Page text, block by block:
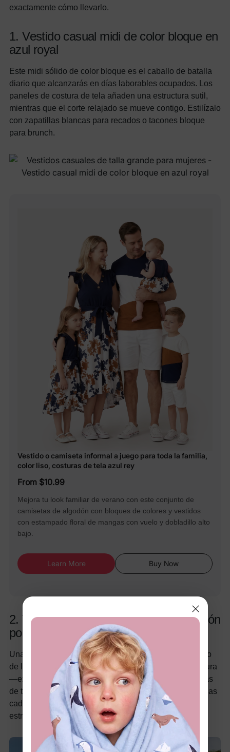
exactamente cómo llevarlo.
1. Vestido casual midi de color bloque en
azul royal
Este midi sólido de color bloque es el caballo de batalla
diario que alcanzarás en días laborables ocupados. Los
paneles de costura de tela añaden una estructura sutil,
mientras que el corte relajado se mueve contigo. Estilízalo
con zapatillas blancas para recados o tacones bloque
para brunch.
Vestido o camiseta informal a juego para toda la familia,
color liso, costuras de tela azul rey
From $10.99
Mejora tu look familiar de verano con este conjunto de
camisetas de algodón con bloques de colores y vestidos
con estampado floral de mangas con vuelo y dobladillo alto
bajo.
Learn More Buy Now
2. Vestido casual suave azul con cinturón
por debajo de la rodilla
Una silueta con botones frontales, cinturón y por debajo
de la rodilla que aporta definición instantánea a la cintura
—exactamente lo que favorece la mayoría de las formas
de talla grande. La tela suave cae naturalmente sobre las
caderas. Llévalo con sandalias de tiras y un tote
estructurado para un look trabajo-casual.